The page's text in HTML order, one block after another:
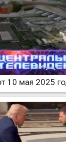
10 мая 2025